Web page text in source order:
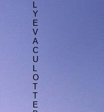
L
Y
E
V
A
C
U
L
O
T
T
E